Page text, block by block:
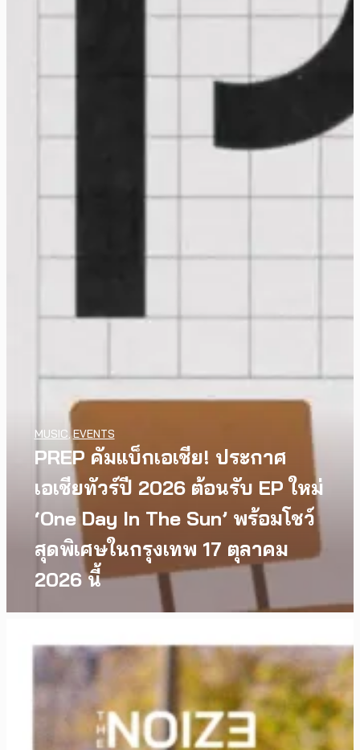
PREP คัมแบ็กเอเชีย! ประกาศ
เอเชียทัวร์ปี 2026 ต้อนรับ EP ใหม่
‘One Day In The Sun’ พร้อมโชว์
สุดพิเศษในกรุงเทพ 17 ตุลาคม
2026 นี้
MUSIC ,EVENTS